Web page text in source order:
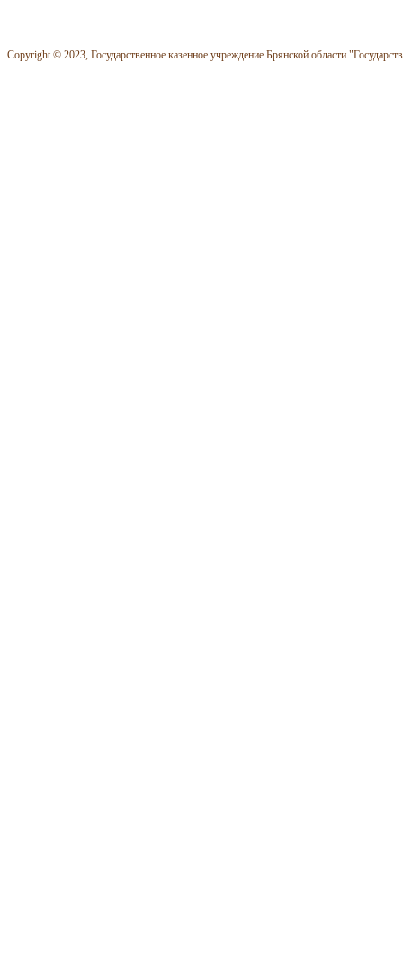
Copyright © 2023, Государственное казенное учреждение Брянской области